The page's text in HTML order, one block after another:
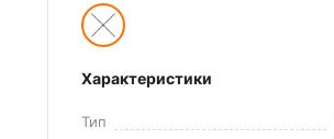
Характеристики
Тип